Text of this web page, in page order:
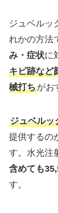
ジュベルッ
れかの方法
み・症状に
キビ跡など
械打ちがお
ジュベルッ
提供するの
す。水光注
含めても
す。